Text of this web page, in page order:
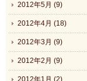
2012年5月 (9)
2012年4月 (18)
2012年3月 (9)
2012年2月 (9)